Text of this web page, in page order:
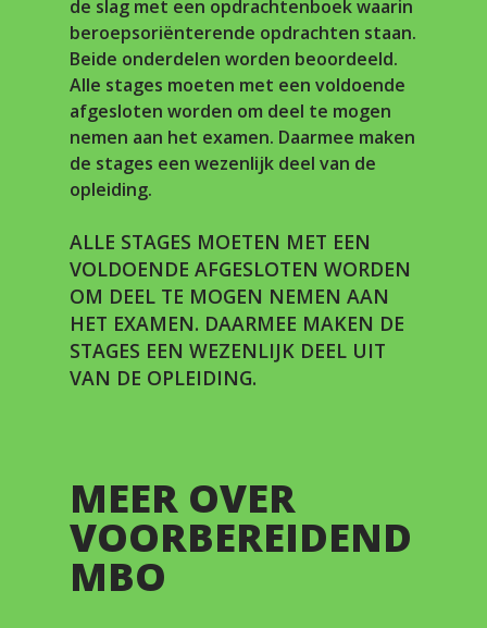
de slag met een opdrachtenboek waarin
beroepsoriënterende opdrachten staan.
Beide onderdelen worden beoordeeld.
Alle stages moeten met een voldoende
afgesloten worden om deel te mogen
nemen aan het examen. Daarmee maken
de stages een wezenlijk deel van de
opleiding.
ALLE STAGES MOETEN MET EEN
VOLDOENDE AFGESLOTEN WORDEN
OM DEEL TE MOGEN NEMEN AAN
HET EXAMEN. DAARMEE MAKEN DE
STAGES EEN WEZENLIJK DEEL UIT
VAN DE OPLEIDING.
MEER OVER
VOORBEREIDEND
MBO